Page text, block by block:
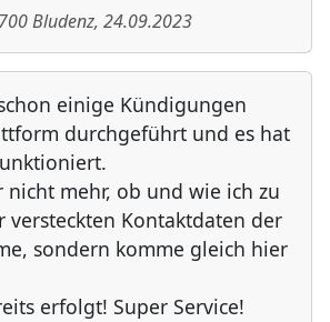
Bludenz, 24.09.2023
einige Kündigungen
durchgeführt und es hat
nicht mehr, ob und wie ich zu
versteckten Kontaktdaten der
sondern komme gleich hier
erfolgt! Super Service!